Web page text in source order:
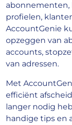
abonnementen,
profielen,
AccountGenie
opzeggen van
accounts,
van adressen.
Met
efficiënt
langer nodig
handige tips en